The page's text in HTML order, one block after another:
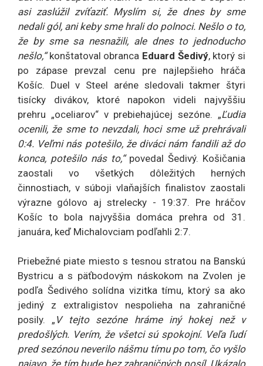
asi zaslúžil zvíťaziť. Myslím si, že dnes by sme
nedali gól, ani keby sme hrali do polnoci. Nešlo o to,
že by sme sa nesnažili, ale dnes to jednoducho
nešlo,“konštatoval obranca Eduard Šedivý, ktorý si
po zápase prevzal cenu pre najlepšieho hráča
Košíc. Duel v Steel aréne sledovali takmer štyri
tisícky divákov, ktoré napokon videli najvyššiu
prehru „oceliarov“ v prebiehajúcej sezóne. „Ľudia
ocenili, že sme to nevzdali, hoci sme už prehrávali
0:4. Veľmi nás potešilo, že diváci nám fandili až do
konca, potešilo nás to,“ povedal Šedivý. Košičania
zaostali vo všetkých dôležitých herných
činnostiach, v súboji vlaňajších finalistov zaostali
výrazne gólovo aj strelecky - 19:37. Pre hráčov
Košíc to bola najvyššia domáca prehra od 31.
januára, keď Michalovciam podľahli 2:7.
Priebežné piate miesto s tesnou stratou na Banskú
Bystricu a s päťbodovým náskokom na Zvolen je
podľa Šedivého solídna vizitka tímu, ktorý sa ako
jediný z extraligistov nespolieha na zahraničné
posily. „ V tejto sezóne hráme iný hokej než v
predošlých. Verím, že všetci sú spokojní. Veľa ľudí
pred sezónou neverilo nášmu tímu po tom, čo vyšlo
najavo, že tím bude bez zahraničných posíl. Ukázalo